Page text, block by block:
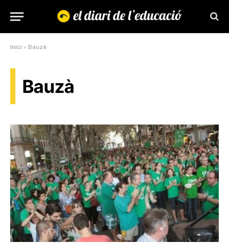
Inici » Bauzà
Bauzà